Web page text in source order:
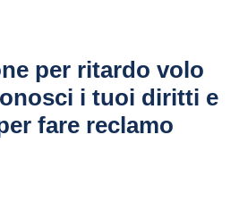
per ritardo volo
i tuoi diritti e
fare reclamo